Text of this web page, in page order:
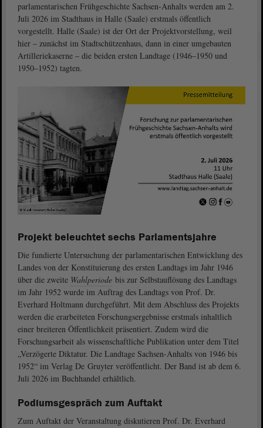
parlamentarischen Frühgeschichte Sachsen-Anhalts werden am 2.
Juli 2026 im Stadthaus in Halle (Saale) erstmals öffentlich
vorgestellt. Halle (Saale) ist der Ort der Projektvorstellung, weil
hier ‒ zunächst im Stadtschützenhaus, dann in einer umgebauten
Artilleriekaserne ‒ die beiden ersten Landtage (1946‒1950 und
1950‒1952) tagten.
Projekt beleuchtet sechs Parlamentsjahre
Die fundierte Untersuchung der parlamentarischen Entwicklung des
Landes von der Konstituierung des ersten Landtags im Jahr 1946
über die zweite Wahlperiode bis zur Selbstauflösung des Landtags
im Jahr 1952 wurde im Auftrag des Landtags von Prof. Dr.
Everhard Holtmann durchgeführt. Mit dem Abschluss des Projekts
werden die erarbeiteten Forschungsergebnisse erstmals inhaltlich
einer breiteren Öffentlichkeit präsentiert. Zudem wird die
Forschungsarbeit als wissenschaftliche Publikation unter dem Titel
„Verzögerte Diktatur. Die Landtage Sachsen-Anhalts von 1946 bis
1952“ im Verlag De Gruyter veröffentlicht. Der Band ist ab dem 6.
Juli 2026 im Buchhandel erhältlich.
Podiumsgespräch zum Auftakt
Zum Auftakt der Veranstaltung diskutieren Prof. Dr. Everhard